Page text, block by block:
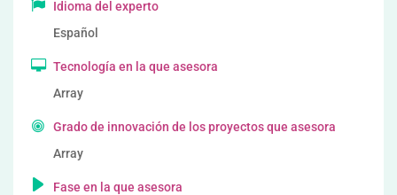
Idioma del experto
Español
Tecnología en la que asesora
Array
Grado de innovación de los proyectos que asesora
Array
Fase en la que asesora